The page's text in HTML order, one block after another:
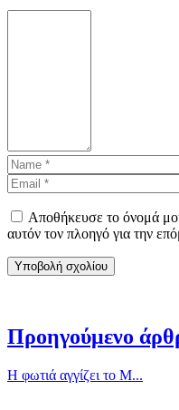
Αποθήκευσε το όνομά
αυτόν τον πλοηγό για την
Προηγούμενο
Η φωτιά αγγίζει το Μ...